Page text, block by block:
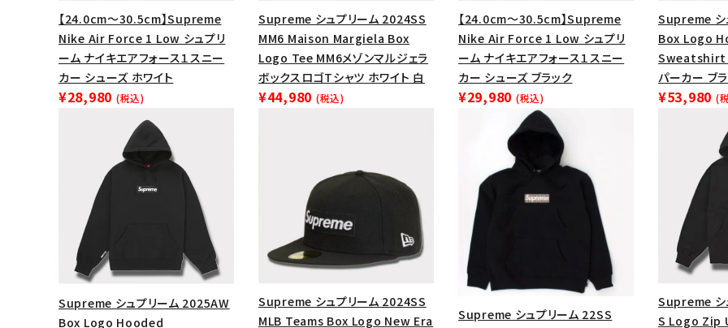
シーズンから探す 価格から探す
円 ～ 円
人気ワード
2025SS
Tシャツ・ロングスリーブ
キャ
パーカー・クルーネック
ショル
ブラックスウェッ
在庫のない商品を表示する
絞り込んで検索する
【24.0cm～30.5cm】Supreme
Nike Air Force 1 Low シュプリ
ーム ナイキエアフォース１スニー
カー シューズ ホワイト
¥28,980 (税込)
Supreme シュプリーム 2024SS
MM6 Maison Margiela Box
Logo Tee MM6メゾンマルジェラ
ボックスロゴTシャツ ホワイト 白
¥44,980 (税込)
【24.0cm～30.5cm】Supreme
Nike Air Force 1 Low シュプリ
ーム ナイキエアフォース１スニー
カー シューズ ブラック
¥29,980 (税込)
Supreme シ
Box Logo
Sweatshirt
パーカー ブ
¥53,980 (
Supreme シュプリーム 2025AW
Box Logo Hooded
Supreme シュプリーム 2024SS
MLB Teams Box Logo New Era
Supreme シュプリーム 22SS
Supreme シ
S Logo Zip